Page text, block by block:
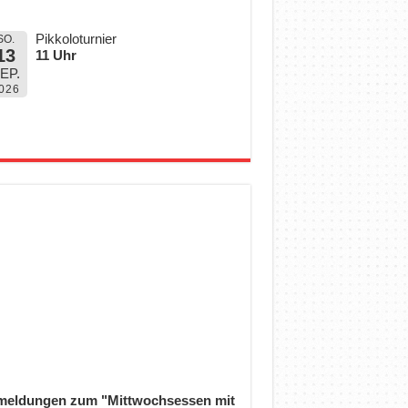
Pikkoloturnier
11 Uhr
zum "Mittwochsessen mit